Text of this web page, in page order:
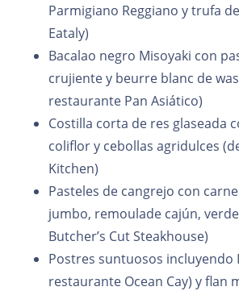
Parmigiano Reggiano y trufa
Eataly)
Bacalao negro Misoyaki con
crujiente y beurre blanc de
restaurante Pan Asiático)
Costilla corta de res glaseada
coliflor y cebollas agridulces
Kitchen)
Pasteles de cangrejo con
jumbo, remoulade cajún,
Butcher’s Cut Steakhouse)
Postres suntuosos incluyendo
restaurante Ocean Cay) y flan